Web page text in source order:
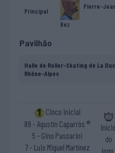
Principal
Pierre-
Bez
Pavilhão
Halle de Roller-Skating de La
Rhône-Alpes
Cinco inicial
89 - Agustín Caparrós ®
5 - Gino Passarini
7 - Luis Miguel Martínez
Início
do
jogo.